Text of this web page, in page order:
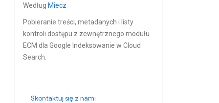
Według Miecz
Pobieranie treści, metadanych i listy
kontroli dostępu z zewnętrznego modułu
ECM dla Google Indeksowanie w Cloud
Search.
Skontaktuj się z nami